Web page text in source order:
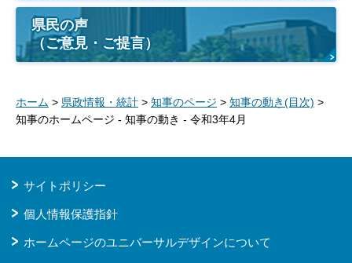
県民の声
（ご意見・ご提言）
ホーム > 県政情報・統計 > 知事のページ > 知事の動き(目次) >
知事のホームページ - 知事の動き - 令和3年4月
サイトポリシー
個人情報保護指針
ホームページのユニバーサルデザインについて